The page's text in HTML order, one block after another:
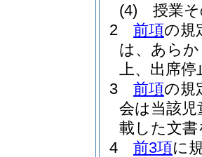
(4)
授業
2
前項の規
は、あら
上、出席
3
前項の規
会は当該
載した文
4
前3項に